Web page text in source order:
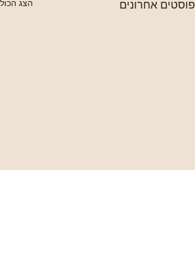
פוסטים אחרונים הצג הכול